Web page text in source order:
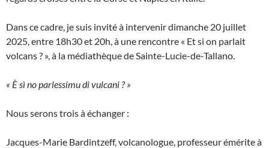
Dans ce cadre, je suis invité à intervenir dimanche 20 juillet
2025, entre 18h30 et 20h, à une rencontre « Et si on parlait
volcans ? », à la médiathèque de Sainte-Lucie-de-Tallano.
« È sì no parlessimu di vulcani ? »
Nous serons trois à échanger :
Jacques-Marie Bardintzeff, volcanologue, professeur émérite à